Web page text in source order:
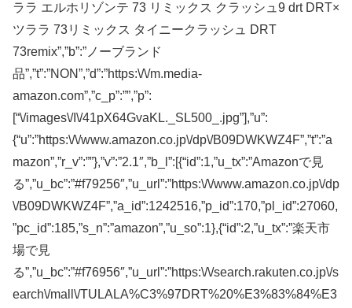
ララ エルホリゾンテ 73 リミックス クラッシュ9 drt DRT×
ツララ 73リミックス タイニークラッシュ DRT
73remix”,”b”:”ノーブランド
品”,”t”:”NON”,”d”:”https:\/\/m.media-
amazon.com”,”c_p”:””,”p”:
[“\/images\/I\/41pX64GvaKL._SL500_.jpg”],”u”:
{“u”:”https:\/\/www.amazon.co.jp\/dp\/B09DWKWZ4F”,”t”:”a
mazon”,”r_v”:””},”v”:”2.1″,”b_l”:[{“id”:1,”u_tx”:”Amazonで見
る”,”u_bc”:”#f79256″,”u_url”:”https:\/\/www.amazon.co.jp\/dp
\/B09DWKWZ4F”,”a_id”:1242516,”p_id”:170,”pl_id”:27060,
”pc_id”:185,”s_n”:”amazon”,”u_so”:1},{“id”:2,”u_tx”:”楽天市
場で見
る”,”u_bc”:”#f76956″,”u_url”:”https:\/\/search.rakuten.co.jp\/s
earch\/mall\/TULALA%C3%97DRT%20%E3%83%84%E3